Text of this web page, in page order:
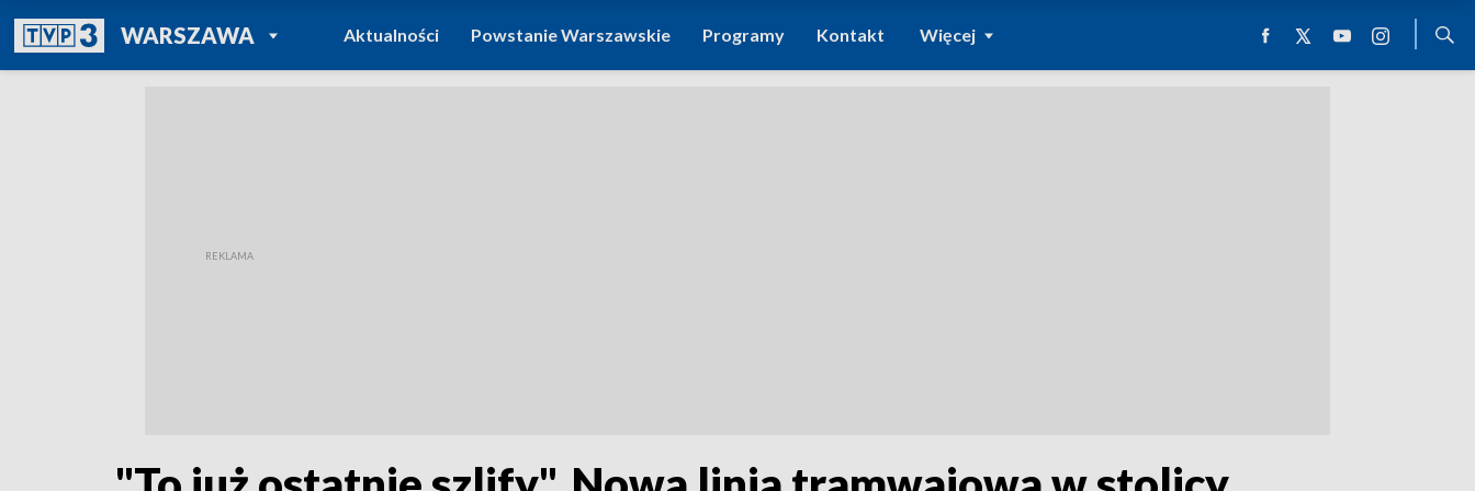
WARSZAWAPOWRÓT DO
TVP REGIONY
Aktualności Powstanie Warszawskie Programy Kontakt Więcej